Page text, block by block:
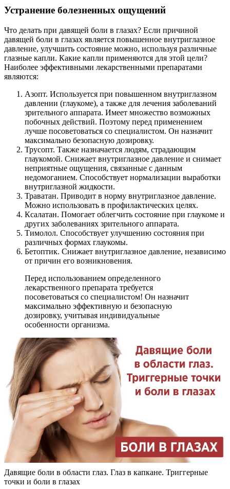
Устранение болезненных ощущений
Что делать при давящей боли в глазах? Если причиной
давящей боли в глазах является повышенное внутриглазное
давление, улучшить состояние можно, используя различные
глазные капли. Какие капли применяются для этой цели?
Наиболее эффективными лекарственными препаратами
являются:
Азопт. Используется при повышенном внутриглазном
давлении (глаукоме), а также для лечения заболеваний
зрительного аппарата. Имеет множество возможных
побочных действий. Поэтому перед применением
лучше посоветоваться со специалистом. Он назначит
максимально безопасную дозировку.
Трусопт. Также назначается людям, страдающим
глаукомой. Снижает внутриглазное давление и снимает
неприятные ощущения, связанные с данным
недомоганием. Способствует нормализации выработки
внутриглазной жидкости.
Траватан. Приводит в норму внутриглазное давление.
Можно использовать в профилактических целях.
Ксалатан. Помогает облегчить состояние при глаукоме и
других заболеваниях зрительного аппарата.
Тимолол. Способствует улучшению состояния при
различных формах глаукомы.
Бетоптик. Снижает внутриглазное давление, независимо
от причин его возникновения.
Перед использованием определенного
лекарственного препарата требуется
посоветоваться со специалистом! Он назначит
максимально эффективную и безопасную
дозировку, учитывая индивидуальные
особенности организма.
Давящие боли в области глаз. Глаз в капкане. Триггерные
точки и боли в глазах